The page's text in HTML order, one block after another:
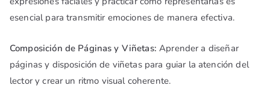
esencial para transmitir emociones de manera efectiva.
Composición de Páginas y Viñetas: Aprender a diseñar
páginas y disposición de viñetas para guiar la atención del
lector y crear un ritmo visual coherente.